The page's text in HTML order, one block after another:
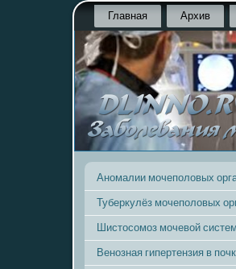
Главная Архив
Аномалии мочеполовых
Туберкулёз мочеполовых
Шистосомоз мочевой
Венозная гипертензия в